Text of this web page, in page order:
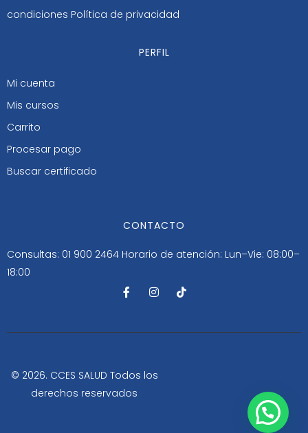
condiciones Política de privacidad
PERFIL
Mi cuenta
Mis cursos
Carrito
Procesar pago
Buscar certificado
CONTACTO
Consultas: 01 900 2464 Horario de atención: Lun–Vie: 08:00–
18:00
F
a
b
-
I
n
a
m
T
i
o
© 2026. CCES SALUD Todos los
derechos reservados